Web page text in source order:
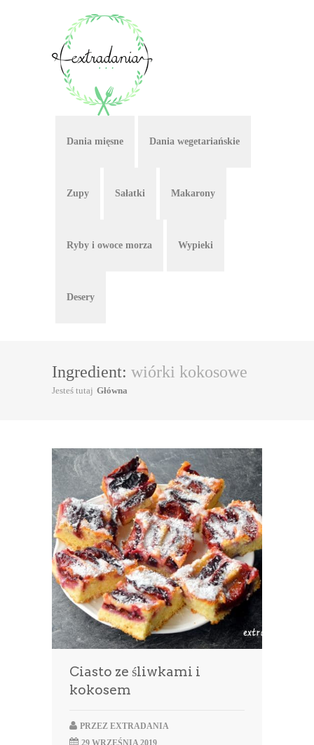
Dania mięsne Dania wegetariańskie
Zupy Sałatki Makarony
Ryby i owoce morza Wypieki
Desery
Ingredient: wiórki kokosowe
Jesteś tutaj Główna
Ciasto ze śliwkami i
kokosem
PRZEZ EXTRADANIA
29 WRZEŚNIA 2019